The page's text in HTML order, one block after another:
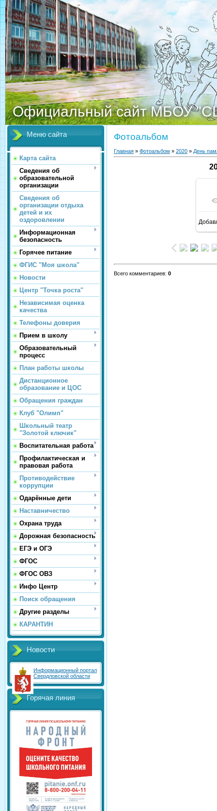
Официальный сайт МБОУ
Меню сайта
Карта сайта
Сведения об
образовательной
организации
Сведения об
организации отдыха
детей и их
оздоровлении
Информационная
безопасность
Горячее питание
ФГИС "Моя школа"
Новости
Центр "Точка роста"
Независимая оценка
качества
Телефоны доверия
Прием в школу
Образовательный
процесс
План работы школы
Дистанционное
образование и ЦОС
Обращения граждан
Клуб "Олимп"
Школьный театр
"Золотой ключик"
Воспитательная работа
Профилактическая и
правовая работа
Противодействие
коррупции
Одарённые дети
Наставничество
Охрана труда
Дорожная безопасность
ЕГЭ и ОГЭ
ФГОС
ФГОС ОВЗ
Инфо Центр
Поиск обращения
Другие разделы
КАРАНТИН
Новости
Информационный портал
Свердловской области
Горячая линия
Фотоальбом
Главная » Фотоальбом » 2020 » День
Всего комментариев: 0